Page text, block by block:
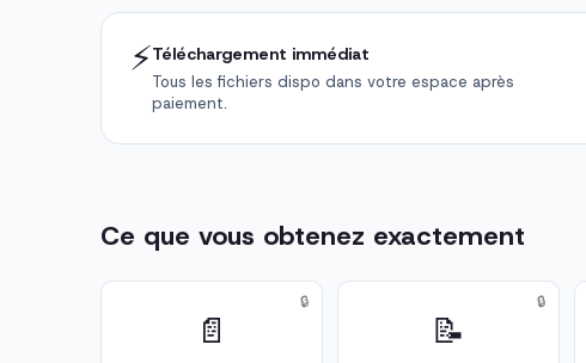
⚡Téléchargement immédiat
Tous les fichiers dispo dans votre espace après
paiement.
Ce que vous obtenez exactement
📄
🔒
📝
🔒